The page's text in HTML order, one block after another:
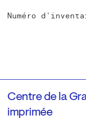
Numéro
Centre de la
imprimée